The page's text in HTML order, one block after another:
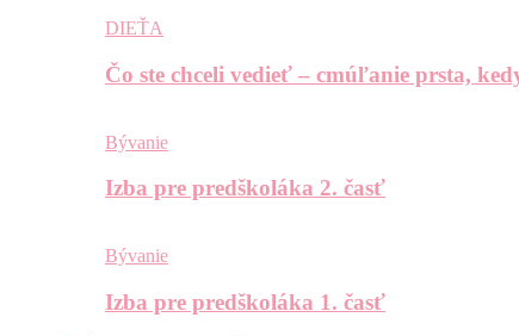
DIEŤA
Čo ste chceli vedieť – cmúľanie prsta,
Bývanie
Izba pre predškoláka 2. časť
Bývanie
Izba pre predškoláka 1. časť